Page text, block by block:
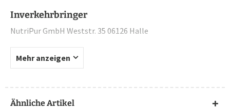
Inverkehrbringer
NutriPur GmbH Weststr. 35 06126 Halle
Mehr anzeigen
Ähnliche Artikel